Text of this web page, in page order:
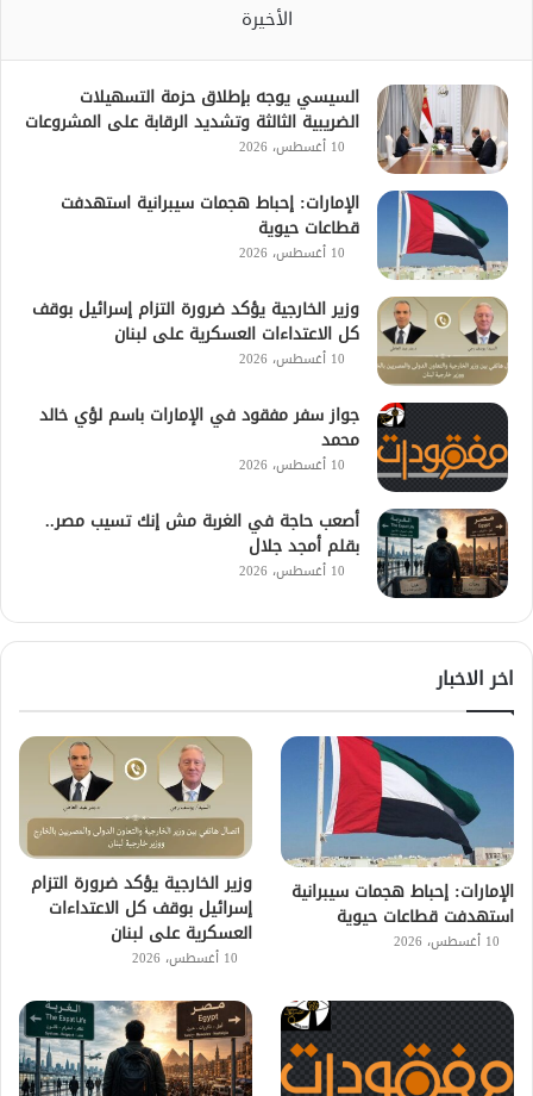
الأخيرة
السيسي يوجه بإطلاق حزمة التسهيلات
الضريبية الثالثة وتشديد الرقابة على المشروعات
10 أغسطس، 2026
الإمارات: إحباط هجمات سيبرانية استهدفت
قطاعات حيوية
10 أغسطس، 2026
وزير الخارجية يؤكد ضرورة التزام إسرائيل بوقف
كل الاعتداءات العسكرية على لبنان
10 أغسطس، 2026
جواز سفر مفقود في الإمارات باسم لؤي خالد
محمد
10 أغسطس، 2026
أصعب حاجة في الغربة مش إنك تسيب مصر..
بقلم أمجد جلال
10 أغسطس، 2026
اخر الاخبار
الإمارات: إحباط هجمات سيبرانية
استهدفت قطاعات حيوية
10 أغسطس، 2026
وزير الخارجية يؤكد ضرورة التزام
إسرائيل بوقف كل الاعتداءات
العسكرية على لبنان
10 أغسطس، 2026